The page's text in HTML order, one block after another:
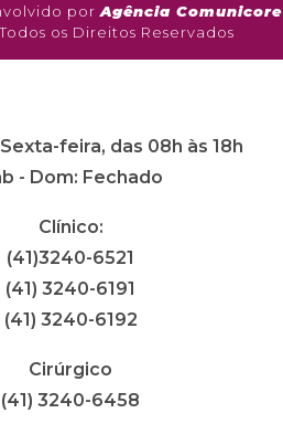
por Agência Comunicore
Todos os Direitos Reservados
feira, das 08h às 18h
- Dom: Fechado
Clínico:
(41)3240-6521
(41) 3240-6191
(41) 3240-6192
Cirúrgico
(41) 3240-6458